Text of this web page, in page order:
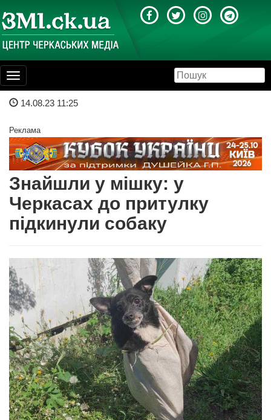
Toggle
navigation
14.08.23 11:25
Реклама
Знайшли у мішку: у
Черкасах до притулку
підкинули собаку